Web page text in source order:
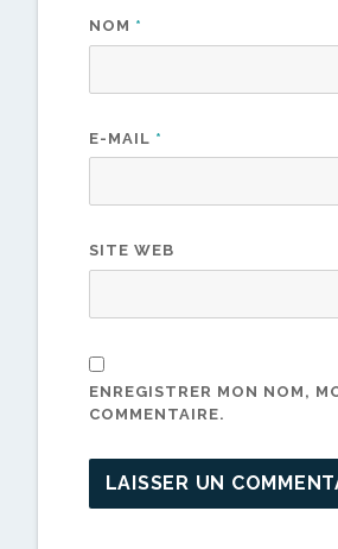
NOM *
E-MAIL *
SITE WEB
ENREGISTRER MON NOM,
COMMENTAIRE.